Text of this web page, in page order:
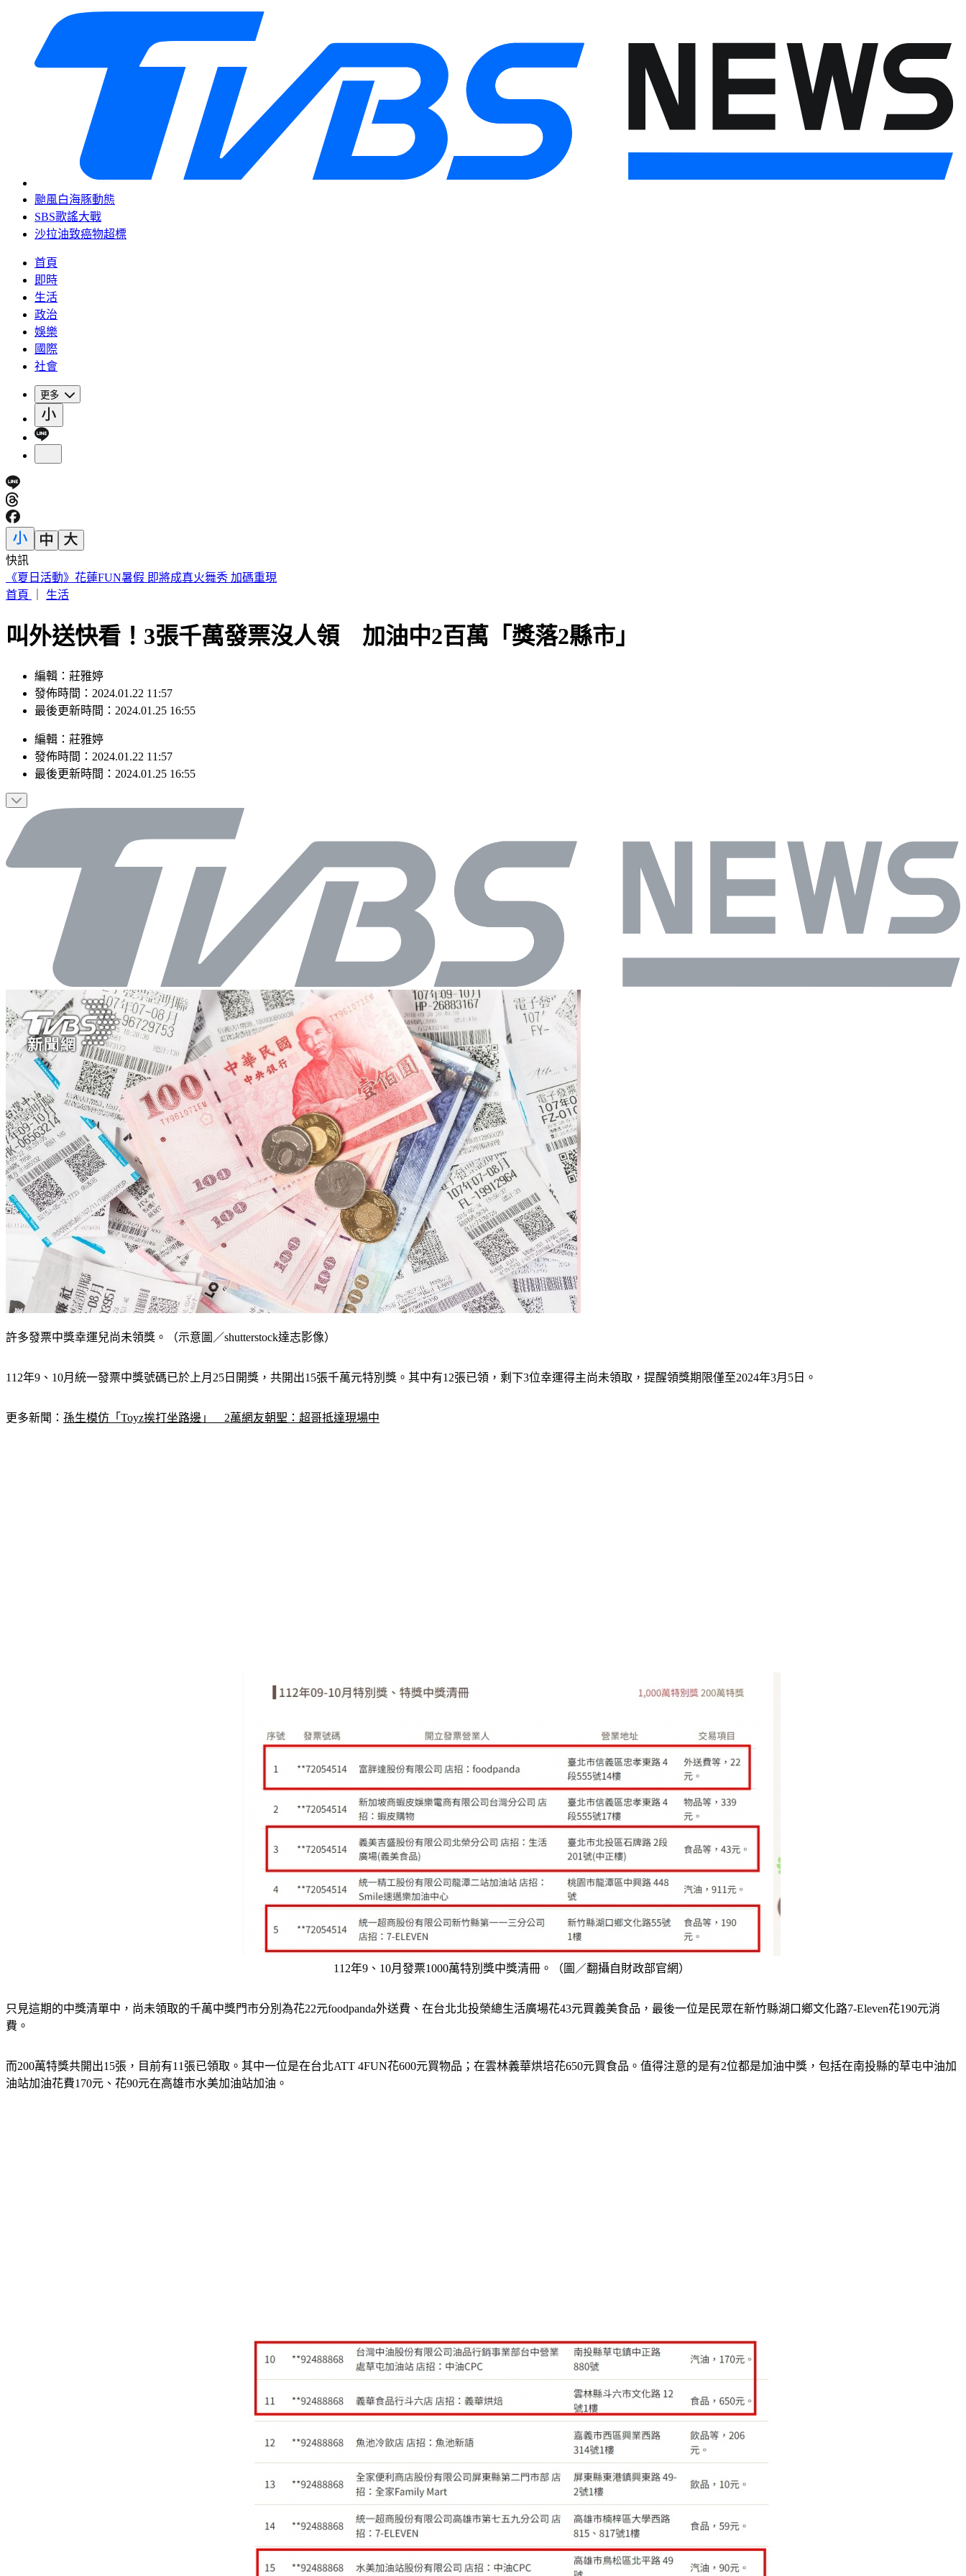
颱風白海豚動態
SBS歌謠大戰
沙拉油致癌物超標
首頁
即時
生活
政治
娛樂
國際
社會
更多
快訊
《夏日活動》花蓮FUN暑假 即將成真火舞秀 加碼重現
首頁
生活
叫外送快看！3張千萬發票沒人領 加油中2百萬「獎落2縣市」
編輯：莊雅婷
發佈時間：2024.01.22 11:57
最後更新時間：2024.01.25 16:55
編輯 ： 莊雅婷
發佈時間： 2024.01.22 11:57
最後更新時間： 2024.01.25 16:55
許多發票中獎幸運兒尚未領獎。（示意圖／shutterstock達志影像）
112年9、10月統一發票中獎號碼已於上月25日開獎，共開出15張千萬元特別獎。其中有12張已領，剩下3位幸運得主尚未領取，提醒領獎期限僅至2024年3月5日。
更多新聞： 孫生模仿「Toyz挨打坐路邊」　2萬網友朝聖：超哥抵達現場中
112年9、10月發票1000萬特別獎中獎清冊。（圖／翻攝自財政部官網）
只見這期的中獎清單中，尚未領取的千萬中獎門市分別為花22元foodpanda外送費、在台北北投榮總生活廣場花43元買義美食品，最後一位是民眾在新竹縣湖口鄉文化路7-Eleven花190元消
費。
而200萬特獎共開出15張，目前有11張已領取。其中一位是在台北ATT 4FUN花600元買物品；在雲林義華烘培花650元買食品。值得注意的是有2位都是加油中獎，包括在南投縣的草屯中油加
油站加油花費170元、花90元在高雄市水美加油站加油。